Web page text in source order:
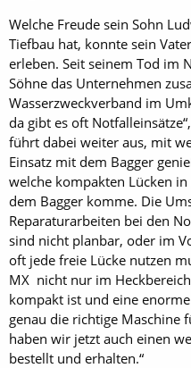
Welche Freude sein Sohn
Tiefbau hat, konnte sein
erleben. Seit seinem Tod im
Söhne das Unternehmen
Wasserzweckverband im
da gibt es oft
führt dabei weiter aus, mit
Einsatz mit dem Bagger
welche kompakten Lücken
dem Bagger komme. Die
Reparaturarbeiten bei den
sind nicht planbar, oder im
oft jede freie Lücke nutzen
MX nicht nur im
kompakt ist und eine
genau die richtige Maschine
haben wir jetzt auch einen
bestellt und erhalten.“